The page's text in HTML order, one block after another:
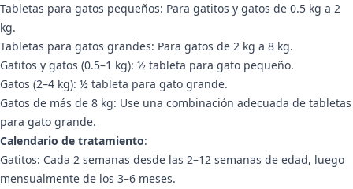
Tabletas para gatos pequeños: Para gatitos y gatos de 0.5 kg a 2
kg.
Tabletas para gatos grandes: Para gatos de 2 kg a 8 kg.
Gatitos y gatos (0.5–1 kg): ½ tableta para gato pequeño.
Gatos (2–4 kg): ½ tableta para gato grande.
Gatos de más de 8 kg: Use una combinación adecuada de tabletas
para gato grande.
Calendario de tratamiento:
Gatitos: Cada 2 semanas desde las 2–12 semanas de edad, luego
mensualmente de los 3–6 meses.